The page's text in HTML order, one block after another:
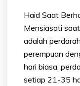
Haid Saat
Mensiasati
adalah
perempuan
hari biasa,
setiap 21-35